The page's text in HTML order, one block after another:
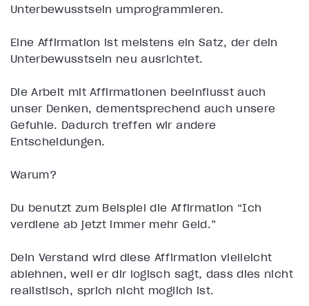
Unterbewusstsein umprogrammieren.
Eine Affirmation ist meistens ein Satz, der dein
Unterbewusstsein neu ausrichtet.
Die Arbeit mit Affirmationen beeinflusst auch
unser Denken, dementsprechend auch unsere
Gefühle. Dadurch treffen wir andere
Entscheidungen.
Warum?
Du benutzt zum Beispiel die Affirmation “Ich
verdiene ab jetzt immer mehr Geld.”
Dein Verstand wird diese Affirmation vielleicht
ablehnen, weil er dir logisch sagt, dass dies nicht
realistisch, sprich nicht möglich ist.